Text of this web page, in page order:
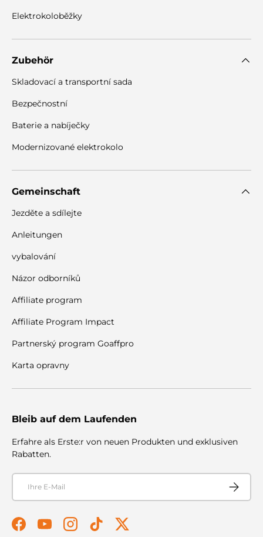
Elektrokoloběžky
Zubehör
Skladovací a transportní sada
Bezpečnostní
Baterie a nabíječky
Modernizované elektrokolo
Gemeinschaft
Jezděte a sdílejte
Anleitungen
vybalování
Názor odborníků
Affiliate program
Affiliate Program Impact
Partnerský program Goaffpro
Karta opravny
Bleib auf dem Laufenden
Erfahre als Erste:r von neuen Produkten und exklusiven
Rabatten.
E-Mail
FacebookYouTubeInstagramTikTokTwitter